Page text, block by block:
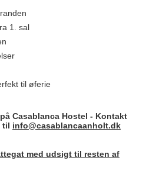
1. sal
til øferie
Casablanca Hostel - Kontakt
til info@casablancaanholt.dk
med udsigt til resten af